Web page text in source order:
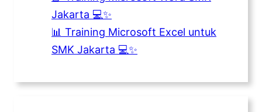
Jakarta 💻✨
📊 Training Microsoft Excel untuk
SMK Jakarta 💻✨